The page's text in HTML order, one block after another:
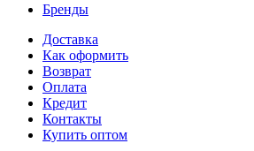
Бренды
Доставка
Как оформить
Возврат
Оплата
Кредит
Контакты
Купить оптом